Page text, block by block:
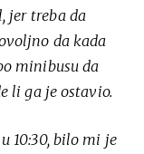
jer treba da
da kada
minibusu da
li ga je ostavio.
10:30, bilo mi je